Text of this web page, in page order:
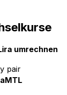
umrechnen
pair
MTL